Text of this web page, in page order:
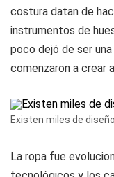
costura datan de
instrumentos de
poco dejó de ser
comenzaron a crear
Existen miles de
La ropa fue